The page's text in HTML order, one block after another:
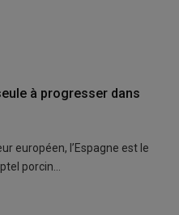
à progresser dans
européen, l’Espagne est le
porcin…